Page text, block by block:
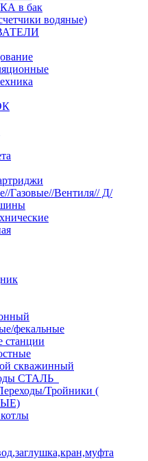
в бак
водяные)
Газовые//Вентиля// Д/
фекальные
станции
скважинный
СТАЛЬ
Тройники (